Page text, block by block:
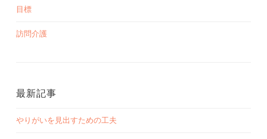
目標
訪問介護
最新記事
やりがいを見出すための工夫